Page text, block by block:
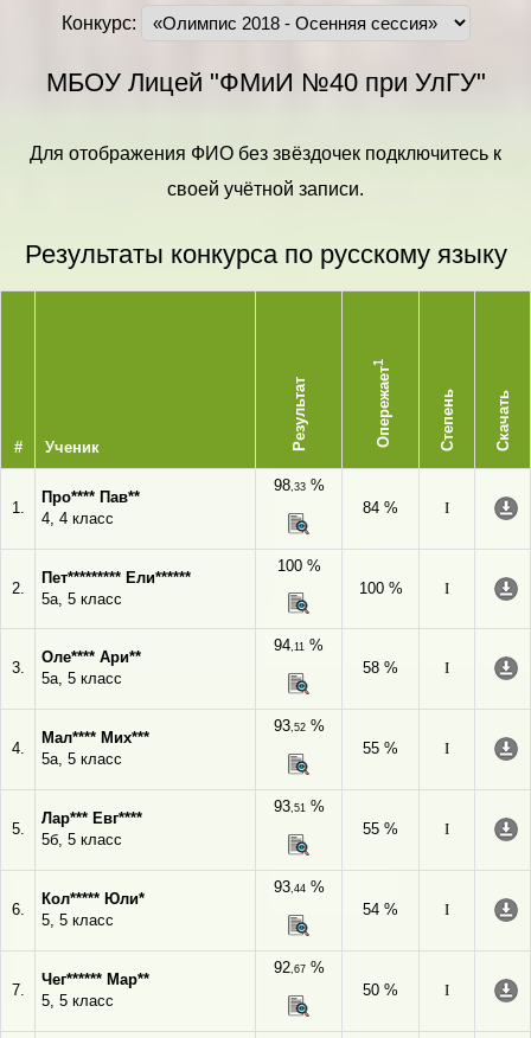
Конкурс:
МБОУ Лицей "ФМиИ №40 при УлГУ"
Для отображения ФИО без звёздочек подключитесь к
своей учётной записи.
Результаты конкурса по русскому языку
# Ученик Результат Опережает
1
Степень Скачать
1.
Про**** Пав**
4, 4 класс
98,33%
84 %
I
2.
Пет********* Ели******
5а, 5 класс
100 %
100 %
I
3.
Оле**** Ари**
5а, 5 класс
94,11 %
58 %
I
4.
Мал**** Мих***
5а, 5 класс
93,52%
55 %
I
5.
Лар*** Евг****
5б, 5 класс
93,51%
55 %
I
6.
Кол***** Юли*
5, 5 класс
93,44%
54 %
I
7.
Чег****** Мар**
5, 5 класс
92,67%
50 %
I